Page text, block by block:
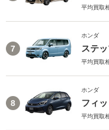
平均買取
7
ホンダ
ステ
平均買取
8
ホンダ
フィッ
平均買取